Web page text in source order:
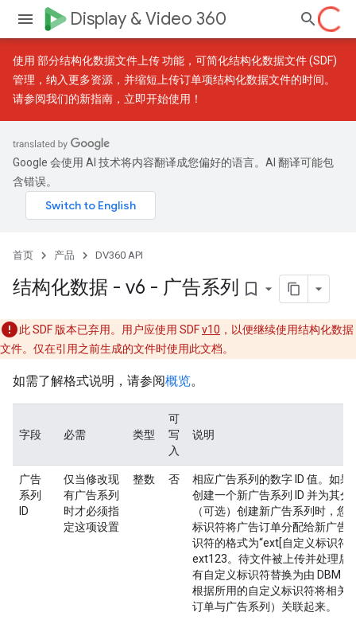
Display & Video 360
使用 部分结构化数据文件上传功能，可简化结构化数据文件 (SDF)
管理，纳入更多资源，并缩短上传订单项结构化数据文件的时间。
请参阅我们的新指南 ，立即开始使用！
Google 会使用 AI 技术将内容翻译成您偏好的语言。AI 翻译可能包
含错误。
首页 产品 DV360 API
结构化数据 - v6 - 广告系列 bookmark_border
此 SDF 版本已弃用。用户应使用 SDFv10 ，以便继续使用结构化数据
文件。仅在引用之前生成的文件时使用此文档。
如需了解格式说明，请参阅概览。
字段 必需 类型
可
写
入
说明
广告
系列
ID
仅当修改现
有广告系列
时才必须指
定这项设置
整数 否
相应广告系列的数字 ID 值。如果
创建一个新广告系列 ID 并为其分
（可选）创建新广告系列时，您
标识符将广告订单分配给新广告
识符的格式为“ext[自定义标识符
ext123。待文件被上传并处理后
有自定义标识符替换为由 DBM
根据所用的自定义标识符将相关
订单与广告系列）关联起来。